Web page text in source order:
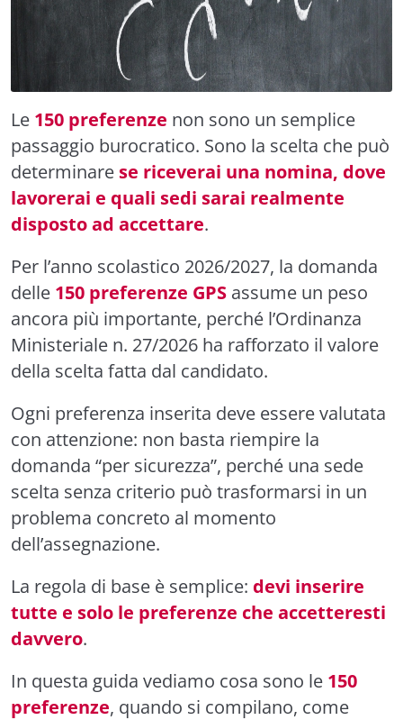
Le 150 preferenze non sono un semplice
passaggio burocratico. Sono la scelta che può
determinare se riceverai una nomina, dove
lavorerai e quali sedi sarai realmente
disposto ad accettare.
Per l’anno scolastico 2026/2027, la domanda
delle 150 preferenze GPS assume un peso
ancora più importante, perché l’Ordinanza
Ministeriale n. 27/2026 ha rafforzato il valore
della scelta fatta dal candidato.
Ogni preferenza inserita deve essere valutata
con attenzione: non basta riempire la
domanda “per sicurezza”, perché una sede
scelta senza criterio può trasformarsi in un
problema concreto al momento
dell’assegnazione.
La regola di base è semplice: devi inserire
tutte e solo le preferenze che accetteresti
davvero.
In questa guida vediamo cosa sono le 150
preferenze, quando si compilano, come